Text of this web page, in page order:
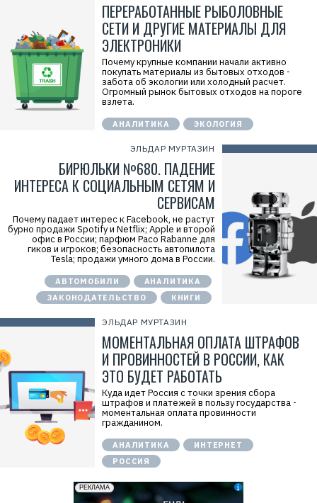
ПЕРЕРАБОТАННЫЕ РЫБОЛОВНЫЕ
СЕТИ И ДРУГИЕ МАТЕРИАЛЫ ДЛЯ
ЭЛЕКТРОНИКИ
Почему крупные компании начали активно
покупать материалы из бытовых отходов -
забота об экологии или холодный расчет.
Огромный рынок бытовых отходов на пороге
взлета.
АНАЛИТИКА ЭКОЛОГИЯ
ЭЛЬДАР МУРТАЗИН
БИРЮЛЬКИ №680. ПАДЕНИЕ
ИНТЕРЕСА К СОЦИАЛЬНЫМ СЕТЯМ И
СЕРВИСАМ
Почему падает интерес к Facebook, не растут
бурно продажи Spotify и Netflix; Apple и второй
офис в России; парфюм Paco Rabanne для
гиков и игроков; безопасность автопилота
Tesla; продажи умного дома в России.
АВТОМОБИЛИ
АНАЛИТИКА
ЗАКОНОДАТЕЛЬСТВО
КНИГИ
ЭЛЬДАР МУРТАЗИН
МОМЕНТАЛЬНАЯ ОПЛАТА ШТРАФОВ
И ПРОВИННОСТЕЙ В РОССИИ, КАК
ЭТО БУДЕТ РАБОТАТЬ
Куда идет Россия с точки зрения сбора
штрафов и платежей в пользу государства -
моментальная оплата провинности
гражданином.
АНАЛИТИКА
ИНТЕРНЕТ
РОССИЯ